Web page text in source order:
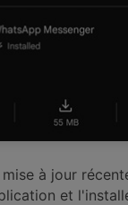
à jour
et